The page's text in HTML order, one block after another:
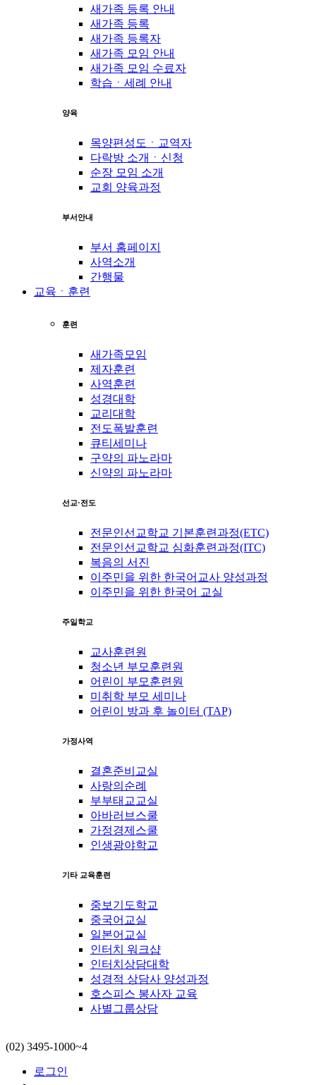
새가족 등록 안내
새가족 등록
새가족 등록자
새가족 모임 안내
새가족 모임 수료자
학습ㆍ세례 안내
양육
목양편성도ㆍ교역자
다락방 소개ㆍ신청
순장 모임 소개
교회 양육과정
부서안내
부서 홈페이지
사역소개
간행물
교육ㆍ훈련
훈련
새가족모임
제자훈련
사역훈련
성경대학
교리대학
전도폭발훈련
큐티세미나
구약의 파노라마
신약의 파노라마
선교·전도
전문인선교학교 기본훈련과정(ETC)
전문인선교학교 심화훈련과정(ITC)
복음의 서진
이주민을 위한 한국어교사 양성과정
이주민을 위한 한국어 교실
주일학교
교사훈련원
청소년 부모훈련원
어린이 부모훈련원
미취학 부모 세미나
어린이 방과 후 놀이터 (TAP)
가정사역
결혼준비교실
사랑의순례
부부태교교실
아바러브스쿨
가정경제스쿨
인생광야학교
기타 교육훈련
중보기도학교
중국어교실
일본어교실
인터치 워크샵
인터치상담대학
성경적 상담사 양성과정
호스피스 봉사자 교육
사별그룹상담
(02) 3495-1000~4
로그인